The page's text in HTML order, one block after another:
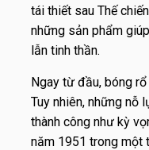
tái thiết sau Thế
những sản phẩm
lẫn tinh thần.
Ngay từ đầu, bóng
Tuy nhiên, những nỗ
thành công như kỳ
năm 1951 trong một